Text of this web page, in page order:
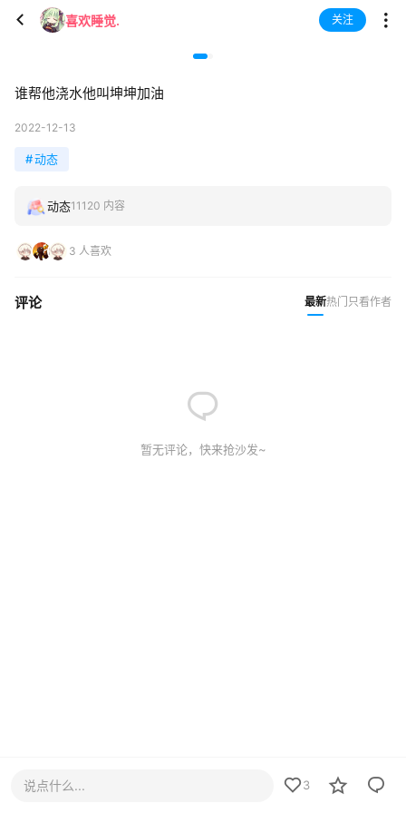
喜欢睡觉. 关注
谁帮他浇水他叫坤坤加油
2022-12-13
#动态
动态11120 内容
3 人喜欢
评论 最新热门 只看作者
暂无评论，快来抢沙发~
说点什么... 3